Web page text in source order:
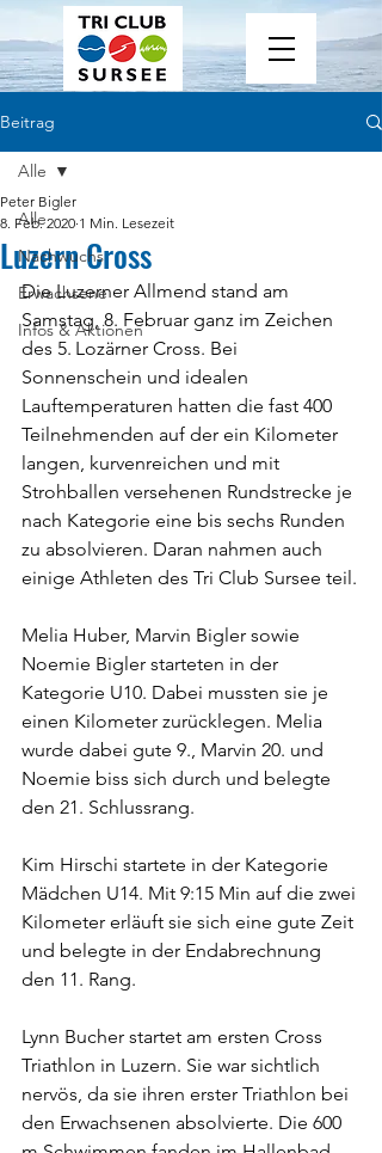
Beitrag
Alle
Nachwuchs
Erwachsene
Infos & Aktionen
Alle
Luzern Cross
Peter Bigler
8. Feb. 2020 1 Min. Lesezeit
Die Luzerner Allmend stand am
Samstag, 8. Februar ganz im Zeichen
des 5. Lozärner Cross. Bei
Sonnenschein und idealen
Lauftemperaturen hatten die fast 400
Teilnehmenden auf der ein Kilometer
langen, kurvenreichen und mit
Strohballen versehenen Rundstrecke je
nach Kategorie eine bis sechs Runden
zu absolvieren. Daran nahmen auch
einige Athleten des Tri Club Sursee teil.
Melia Huber, Marvin Bigler sowie
Noemie Bigler starteten in der
Kategorie U10. Dabei mussten sie je
einen Kilometer zurücklegen. Melia
wurde dabei gute 9., Marvin 20. und
Noemie biss sich durch und belegte
den 21. Schlussrang.
Kim Hirschi startete in der Kategorie
Mädchen U14. Mit 9:15 Min auf die zwei
Kilometer erläuft sie sich eine gute Zeit
und belegte in der Endabrechnung
den 11. Rang.
Lynn Bucher startet am ersten Cross
Triathlon in Luzern. Sie war sichtlich
nervös, da sie ihren erster Triathlon bei
den Erwachsenen absolvierte. Die 600